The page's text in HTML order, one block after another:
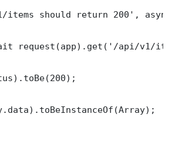
items should return 200',
request(app).get('/api/v1/